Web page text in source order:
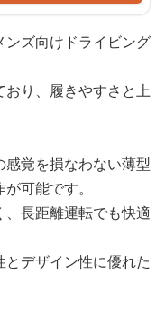
ズ向けドライビング
り、履きやすさと上
感覚を損なわない薄型
可能です。
長距離運転でも快適
デザイン性に優れた